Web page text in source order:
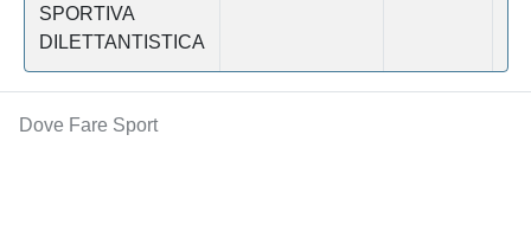
SPORTIVA
DILETTANTISTICA
Dove Fare Sport